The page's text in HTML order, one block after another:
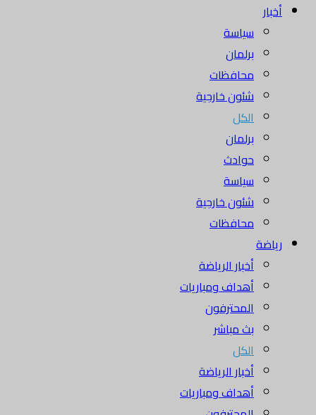
أخبار
سياسة
برلمان
محافظات
شئون خارجية
الكل
برلمان
حوادث
سياسة
شئون خارجية
محافظات
رياضة
أخبار الرياضة
أهداف ومباريات
المحترفون
بث مباشر
الكل
أخبار الرياضة
أهداف ومباريات